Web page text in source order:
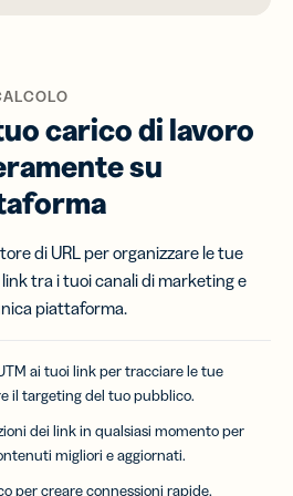
carico di lavoro
su
di URL per organizzare le tue
tra i tuoi canali di marketing e
piattaforma.
ai tuoi link per tracciare le tue
il targeting del tuo pubblico.
dei link in qualsiasi momento per
migliori e aggiornati.
per creare connessioni rapide.